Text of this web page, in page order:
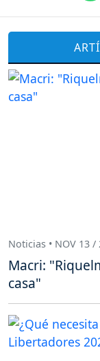
Noticias • NOV 13 /
Macri:
casa"